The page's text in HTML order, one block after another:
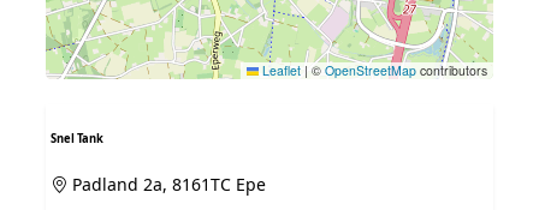
Leaflet | © OpenStreetMap contributors
Snel Tank
Padland 2a, 8161TC Epe